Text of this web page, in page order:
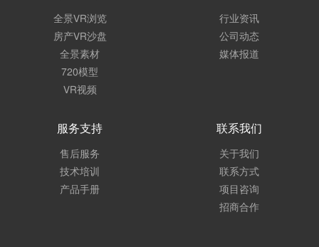
全景VR浏览
房产VR沙盘
全景素材
720模型
VR视频
行业资讯
公司动态
媒体报道
服务支持
售后服务
技术培训
产品手册
联系我们
关于我们
联系方式
项目咨询
招商合作